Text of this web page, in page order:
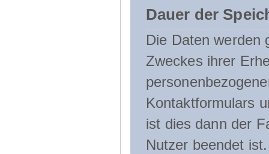
Dauer der
Die Daten werden
Zweckes ihrer
Kontaktformulars
ist dies dann der
Nutzer beendet